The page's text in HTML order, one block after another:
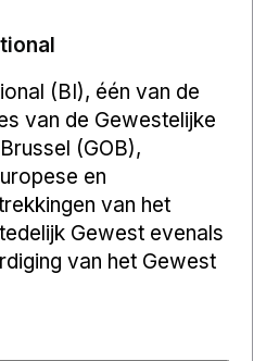
(BI), één van de
van de Gewestelijke
(GOB),
en
van het
Gewest evenals
van het Gewest